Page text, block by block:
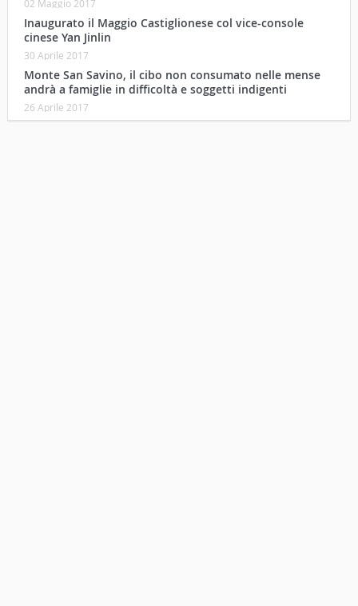
02 Maggio 2017
Inaugurato il Maggio Castiglionese col vice-console
cinese Yan Jinlin
30 Aprile 2017
Monte San Savino, il cibo non consumato nelle mense
andrà a famiglie in difficoltà e soggetti indigenti
26 Aprile 2017